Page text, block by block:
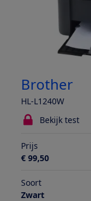
Brother
HL-L1240W
Bekijk test
Prijs
€ 99,50
Soort
Zwart